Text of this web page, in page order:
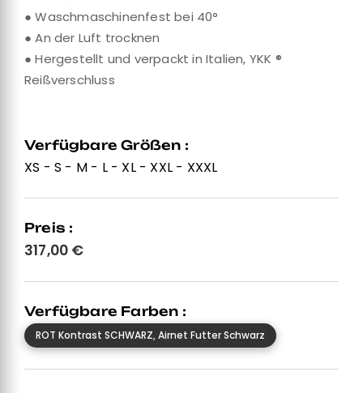
● Waschmaschinenfest bei 40°
● An der Luft trocknen
● Hergestellt und verpackt in Italien, YKK ®
Reißverschluss
Verfügbare Größen :
XS - S - M - L - XL - XXL - XXXL
Preis :
317,00 €
Verfügbare Farben :
ROT Kontrast SCHWARZ, Airnet Futter Schwarz